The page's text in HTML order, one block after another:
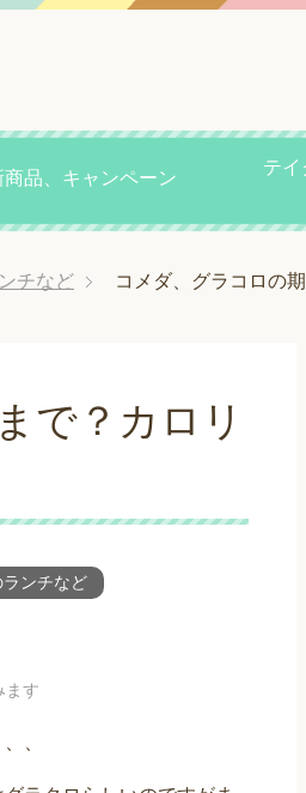
商品、キャンペーン
テイ
チなど コメダ、グラコロの
で？カロリ
ンチなど
ます
、